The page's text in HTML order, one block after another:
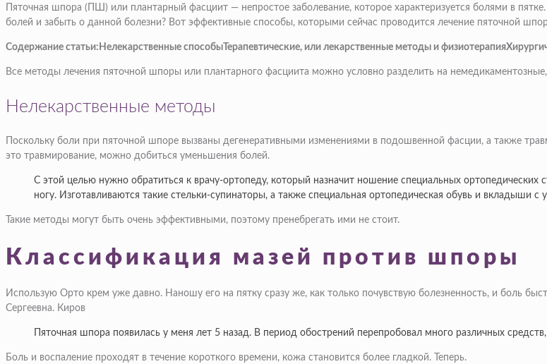
Пяточная шпора (ПШ) или плантарный фасциит — непростое заболевание, которое характеризуется болями в
болей и забыть о данной болезни? Вот эффективные способы, которыми сейчас проводится лечение пяточной
Содержание статьи:Нелекарственные способыТерапевтические, или лекарственные методы и
Все методы лечения пяточной шпоры или плантарного фасциита можно условно разделить на
Нелекарственные методы
Поскольку боли при пяточной шпоре вызваны дегенеративными изменениями в подошвенной фасции, а также
это травмирование, можно добиться уменьшения болей.
С этой целью нужно обратиться к врачу-ортопеду, который назначит ношение специальных ортопедических
ногу. Изготавливаются такие стельки-супинаторы, а также специальная ортопедическая обувь и
Такие методы могут быть очень эффективными, поэтому пренебрегать ими не стоит.
Классификация мазей против шпоры
Использую Орто крем уже давно. Наношу его на пятку сразу же, как только почувствую болезненность, и боль
Сергеевна. Киров
Пяточная шпора появилась у меня лет 5 назад. В период обострений перепробовал много различных
Боль и воспаление проходят в течение короткого времени, кожа становится более гладкой. Теперь.